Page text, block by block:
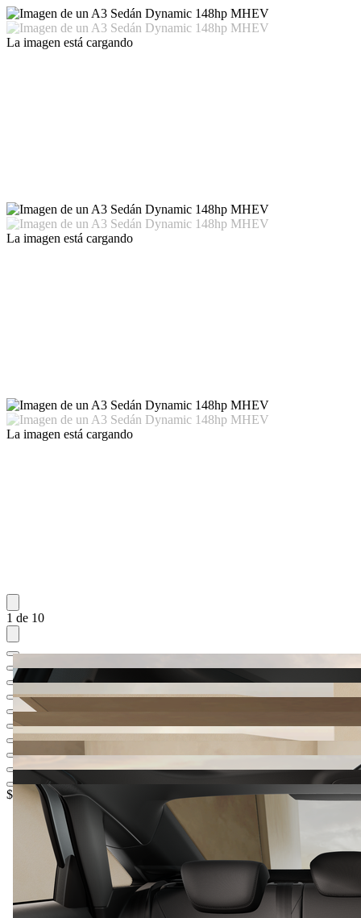
La imagen está cargando
La imagen está cargando
La imagen está cargando
1 de 10
$ 145.900.000,-‍1